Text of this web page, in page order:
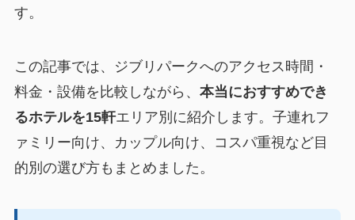
す。
この記事では、ジブリパークへのアクセス時間・
料金・設備を比較しながら、 本当におすすめでき
るホテルを15軒エリア別に紹介します。子連れフ
ァミリー向け、カップル向け、コスパ重視など目
的別の選び方もまとめました。